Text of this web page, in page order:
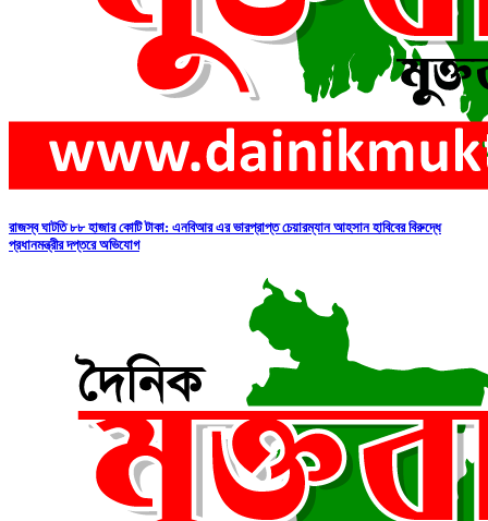
রাজস্ব ঘাটতি ৮৮ হাজার কোটি টাকা: এনবিআর এর ভারপ্রাপ্ত চেয়ারম্যান আহসান হাবিবের বিরুদ্ধে
প্রধানমন্ত্রীর দপ্তরে অভিযোগ